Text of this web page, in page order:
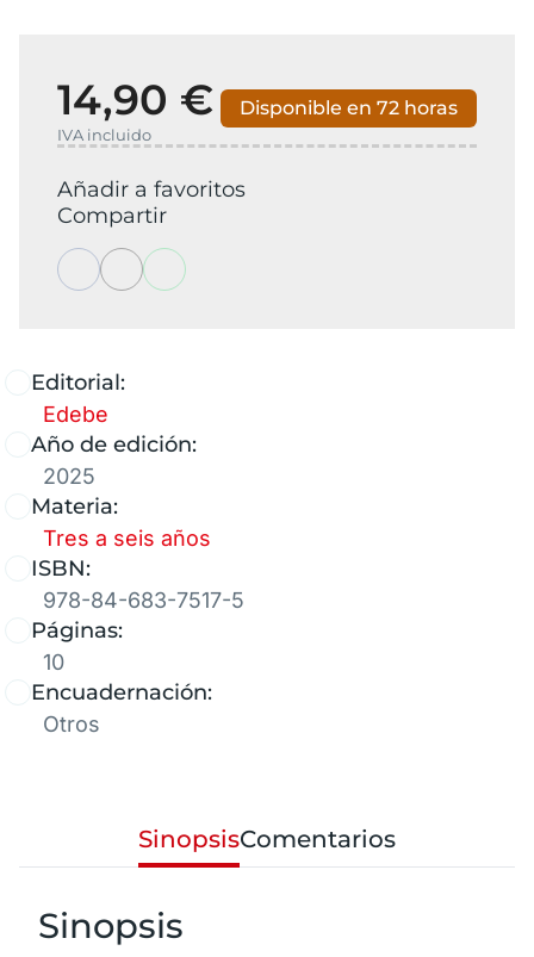
Editorial:
Edebe
Año de edición:
2025
Materia:
Tres a seis años
ISBN:
978-84-683-7517-5
Páginas:
10
Encuadernación:
Otros
14,90 €
IVA incluido
Disponible en 72 horas
Añadir a favoritos
Compartir
SinopsisComentarios
Sinopsis